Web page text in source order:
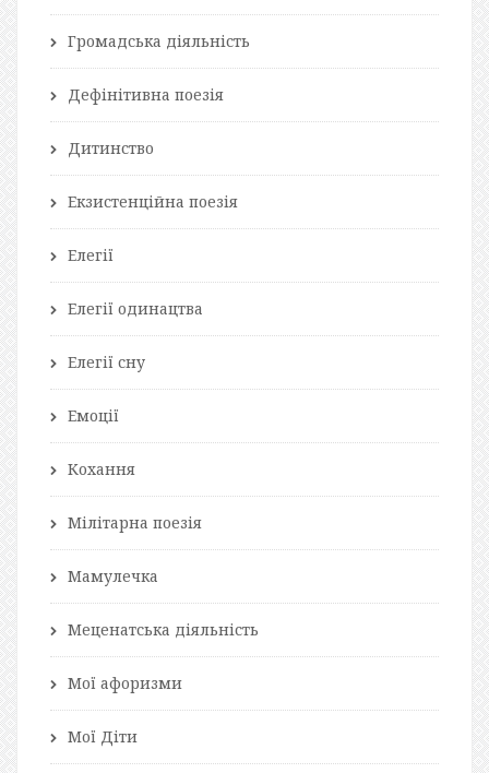
Громадська діяльність
Дефінітивна поезія
Дитинство
Екзистенційна поезія
Елегії
Елегії одинацтва
Елегії сну
Емоції
Кохання
Мілітарна поезія
Мамулечка
Меценатська діяльність
Мої афоризми
Мої Діти